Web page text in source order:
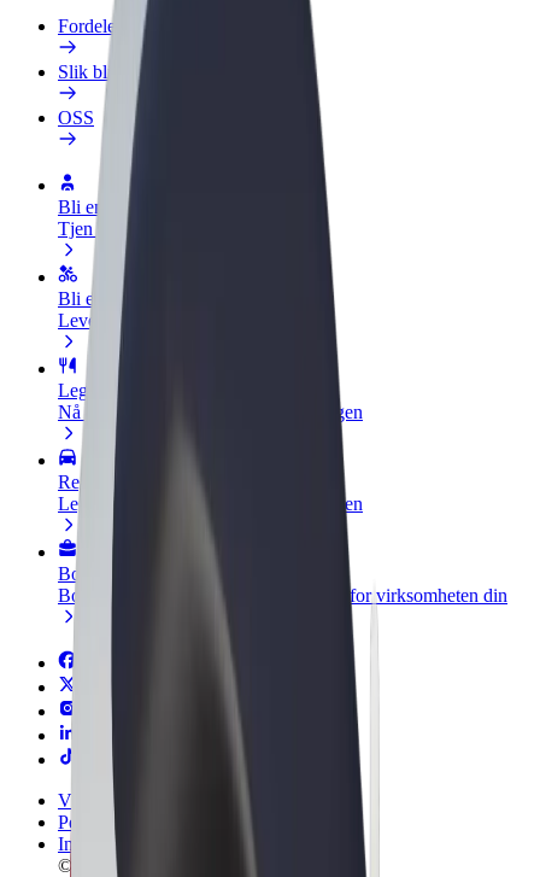
Fordeler
Slik blir du med
OSS
Bli en sjåfør
Tjen penger på egne vilkår
Bli et leveringsbud
Lever mat og få betalt ukentlig
Legg til en restaurant eller butikk
Nå ut til flere kunder og øk inntjeningen
Registrer deg som flåteeier
Legg til flåten din i Bolt og øk inntekten
Bolt for Business
Bolt-produkter og tjenester oppskalert for virksomheten din
Vilkår og betingelser
Personvern
Informasjonskapsler
© 2026 Bolt Technology OÜ